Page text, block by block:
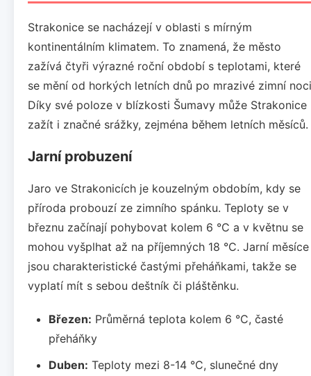
Strakonice se nacházejí v oblasti s mírným
kontinentálním klimatem. To znamená, že město
zažívá čtyři výrazné roční období s teplotami, které
se mění od horkých letních dnů po mrazivé zimní
Díky své poloze v blízkosti Šumavy může Strakonice
zažít i značné srážky, zejména během letních měsíců.
Jarní probuzení
Jaro ve Strakonicích je kouzelným obdobím, kdy se
příroda probouzí ze zimního spánku. Teploty se v
březnu začínají pohybovat kolem 6 °C a v květnu se
mohou vyšplhat až na příjemných 18 °C. Jarní měsíce
jsou charakteristické častými přeháňkami, takže se
vyplatí mít s sebou deštník či pláštěnku.
Březen: Průměrná teplota kolem 6 °C, časté
přeháňky
Duben: Teploty mezi 8-14 °C, slunečné dny